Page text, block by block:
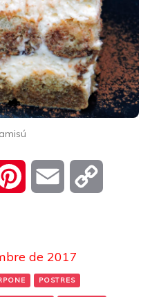
Pinterest Email
de 2017
POSTRES